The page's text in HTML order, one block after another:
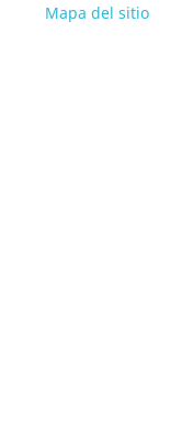
Mapa del sitio